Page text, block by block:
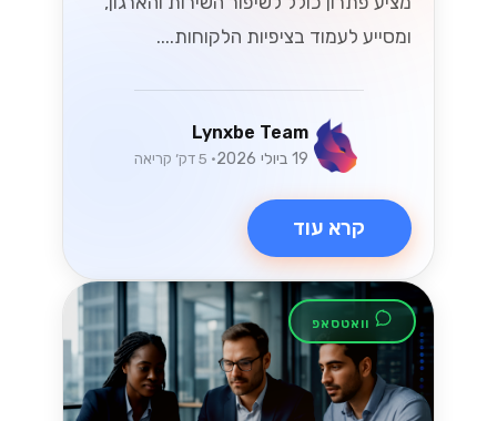
במיסוי בישראל: מה
שעסקים קטנים
ובינוניים צריכים
לדעת
עם התפתחות חוקי המס בישראל, עסקים
קטנים ובינוניים (SMBs) מתמודדים עם
אתגרים והזדמנויות חדשים. גלו תובנות
מפתח כדי להתמודד ביעילות עם השינויים
הללו במס, ולהבטיח שהעסק שלכם יפרח
בסביבה המשתנה!...